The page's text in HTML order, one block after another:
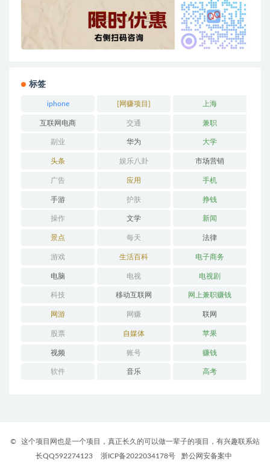
标签
iphone [网赚项目] 上海
互联网电商 交通 兼职
副业 华为 大学
头条 娱乐八卦 市场营销
广告 应用 手机
手游 护肤 挣钱
操作 文学 新闻
景点 每天 法律
游戏 生活百科 电子商务
电脑 电视 电视剧
科技 移动互联网 网上兼职赚钱
网游 网赚 联网
股票 自媒体 苹果
视频 账号 赚钱
软件 音乐 高考
©
这个项目网也是一个项目，真正长久的可以做一辈子的项目，有兴趣联系站
长QQ592274123
浙ICP备2022034178号 黔公网安备案中